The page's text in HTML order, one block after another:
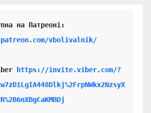
vbolivalnik/
https://invite.viber.com/?